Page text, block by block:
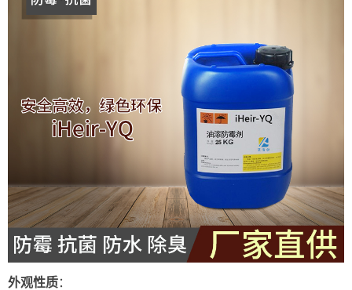
外观性质：